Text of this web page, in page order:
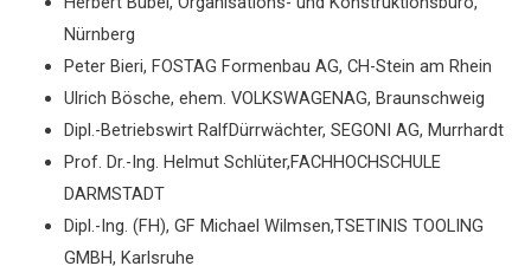
Nürnberg
Peter Bieri, FOSTAG Formenbau AG, CH-Stein am Rhein
Ulrich Bösche, ehem. VOLKSWAGENAG, Braunschweig
Dipl.-Betriebswirt RalfDürrwächter, SEGONI AG, Murrhardt
Prof. Dr.-Ing. Helmut Schlüter,FACHHOCHSCHULE
DARMSTADT
Dipl.-Ing. (FH), GF Michael Wilmsen,TSETINIS TOOLING
GMBH, Karlsruhe